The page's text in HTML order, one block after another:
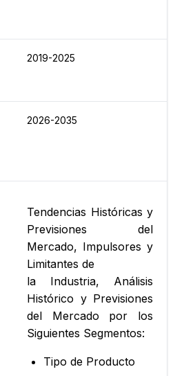
2019-2025
2026-2035
Tendencias Históricas y
Previsiones del
Mercado, Impulsores y
Limitantes de
la Industria, Análisis
Histórico y Previsiones
del Mercado por los
Siguientes Segmentos:
Tipo de Producto